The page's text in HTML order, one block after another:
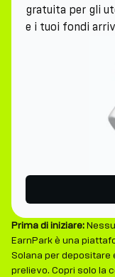
gratuita per gli
e i tuoi fondi
Prima di iniziare:
EarnPark è una
Solana per depositare
prelievo. Copri solo la